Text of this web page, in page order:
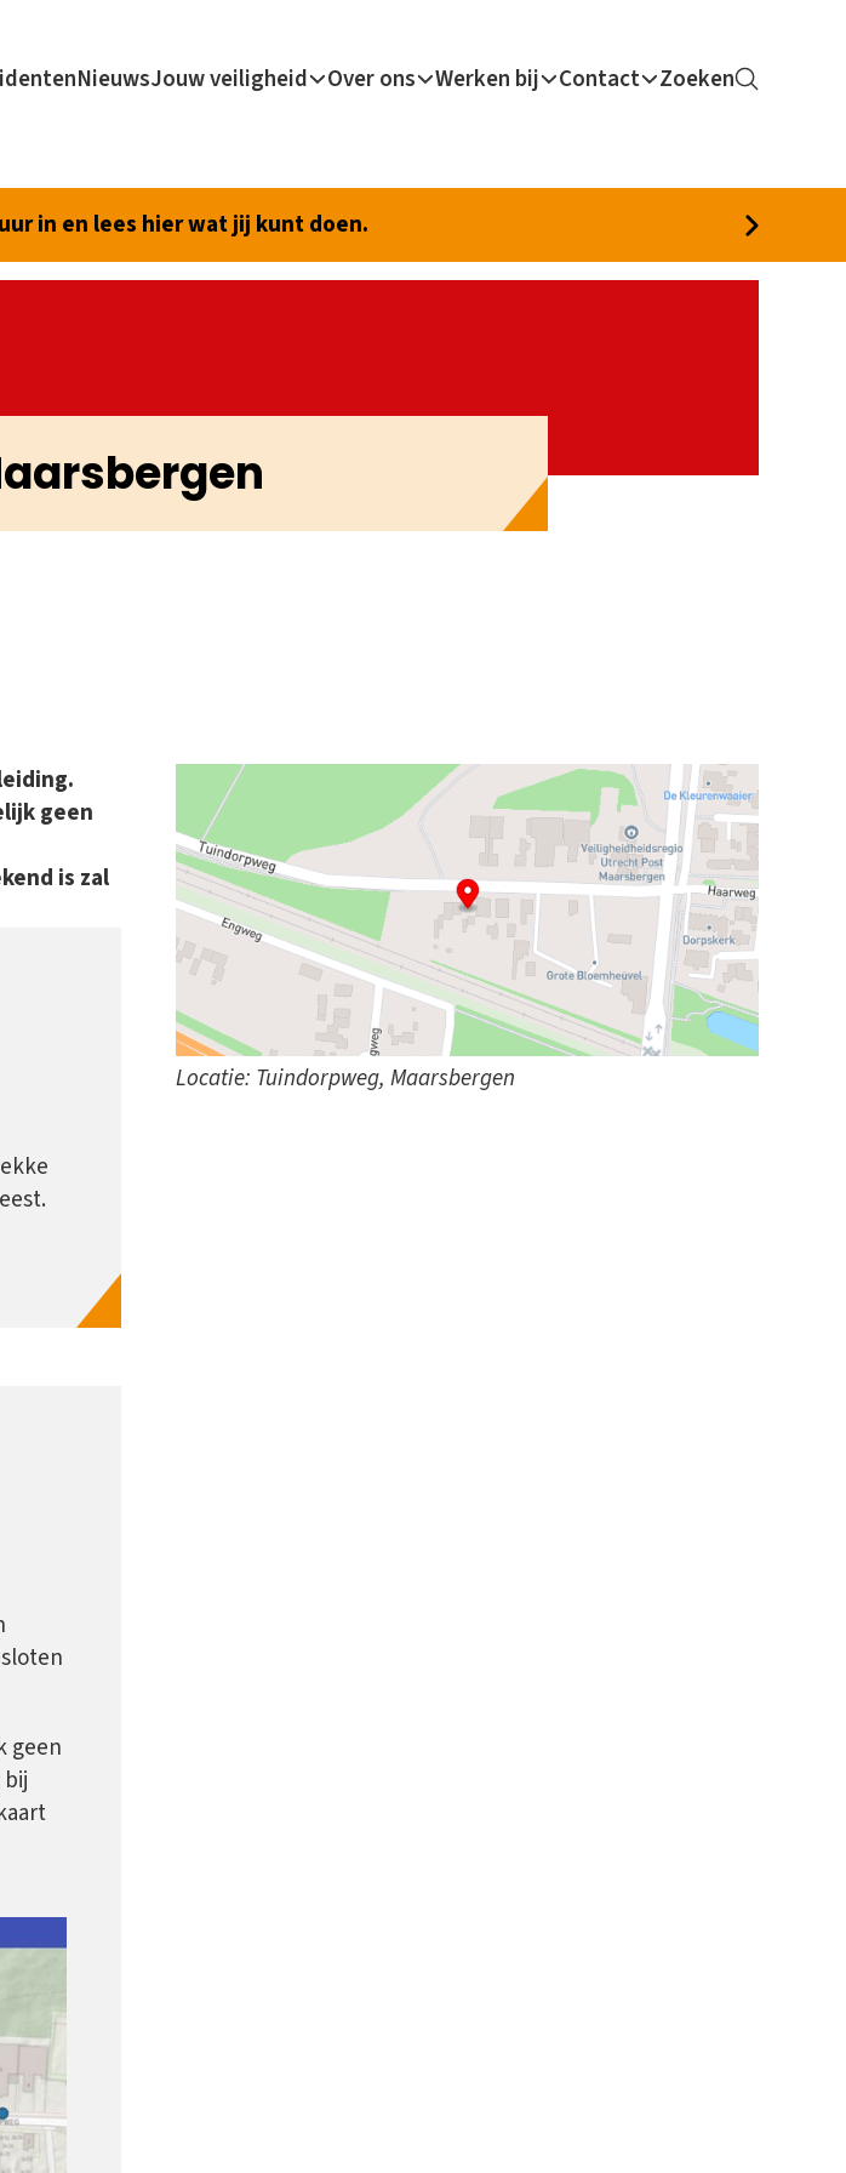
NieuwsJouw veiligheid Over ons Werken bij Contact Zoeken
in en lees hier wat jij kunt doen.
geen
is zal
geen
Locatie: Tuindorpweg, Maarsbergen